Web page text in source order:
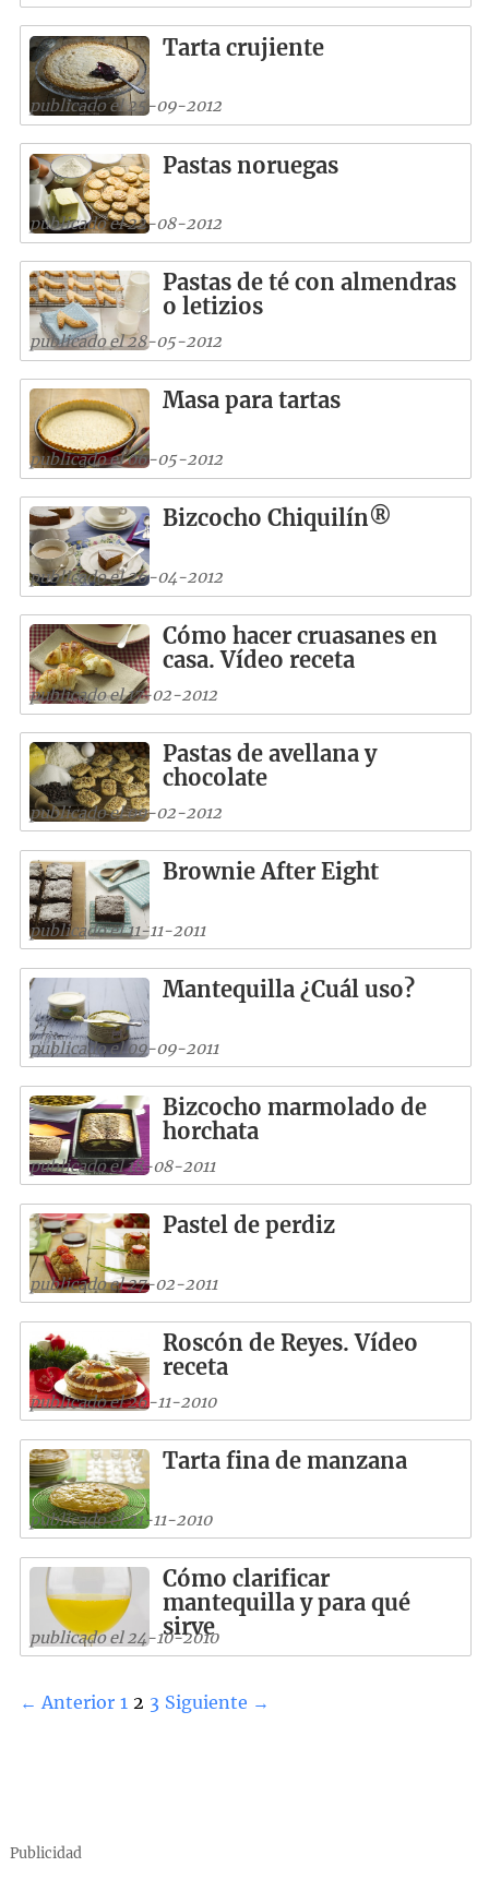
Tarta crujiente
publicado el 25-09-2012
Pastas noruegas
publicado el 22-08-2012
Pastas de té con almendras
o letizios
publicado el 28-05-2012
Masa para tartas
publicado el 06-05-2012
Bizcocho Chiquilín®
publicado el 26-04-2012
Cómo hacer cruasanes en
casa. Vídeo receta
publicado el 17-02-2012
Pastas de avellana y
chocolate
publicado el 09-02-2012
Brownie After Eight
publicado el 11-11-2011
Mantequilla ¿Cuál uso?
publicado el 09-09-2011
Bizcocho marmolado de
horchata
publicado el 18-08-2011
Pastel de perdiz
publicado el 27-02-2011
Roscón de Reyes. Vídeo
receta
publicado el 26-11-2010
Tarta fina de manzana
publicado el 21-11-2010
Cómo clarificar
mantequilla y para qué
sirve
publicado el 24-10-2010
← Anterior 1 2 3 Siguiente →
Publicidad